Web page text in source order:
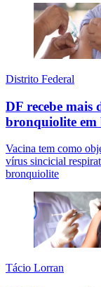
Distrito Federal
DF recebe mais
bronquiolite em
Vacina tem como
vírus sincicial
bronquiolite
Tácio Lorran